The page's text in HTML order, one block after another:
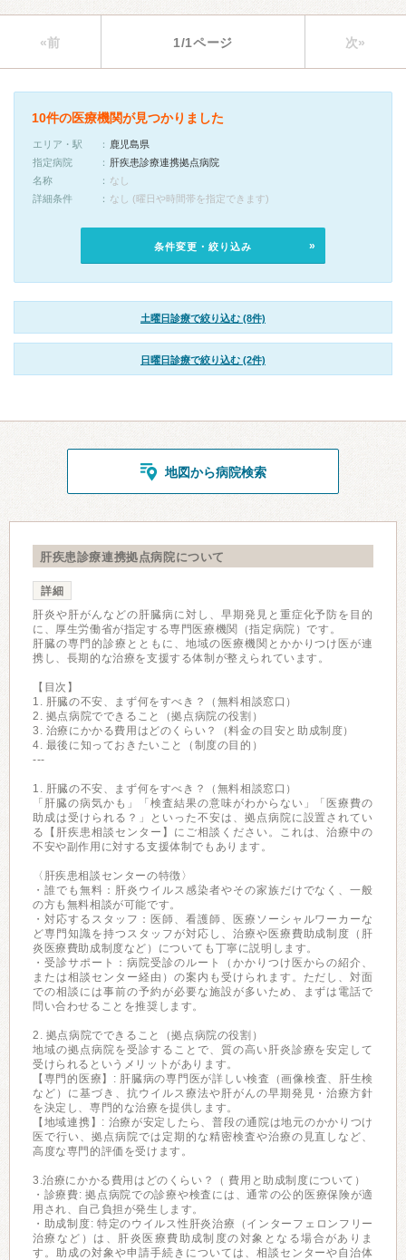
«前 1/1ページ 次»
10件の医療機関が見つかりました
エリア・駅
鹿児島県
指定病院
肝疾患診療連携拠点病院
名称
なし
詳細条件
なし (曜日や時間帯を指定できます)
条件変更・絞り込み
土曜日診療で絞り込む (8件)
日曜日診療で絞り込む (2件)
地図から病院検索
肝疾患診療連携拠点病院について
詳細
肝炎や肝がんなどの肝臓病に対し、早期発見と重症化予防を目的
に、厚生労働省が指定する専門医療機関（指定病院）です。
肝臓の専門的診療とともに、地域の医療機関とかかりつけ医が連
携し、長期的な治療を支援する体制が整えられています。
【目次】
1. 肝臓の不安、まず何をすべき？（無料相談窓口）
2. 拠点病院でできること（拠点病院の役割）
3. 治療にかかる費用はどのくらい？（料金の目安と助成制度）
4. 最後に知っておきたいこと（制度の目的）
---
1. 肝臓の不安、まず何をすべき？（無料相談窓口）
「肝臓の病気かも」「検査結果の意味がわからない」「医療費の
助成は受けられる？」といった不安は、拠点病院に設置されてい
る【肝疾患相談センター】にご相談ください。これは、治療中の
不安や副作用に対する支援体制でもあります。
〈肝疾患相談センターの特徴〉
・誰でも無料：肝炎ウイルス感染者やその家族だけでなく、一般
の方も無料相談が可能です。
・対応するスタッフ：医師、看護師、医療ソーシャルワーカーな
ど専門知識を持つスタッフが対応し、治療や医療費助成制度（肝
炎医療費助成制度など）についても丁寧に説明します。
・受診サポート：病院受診のルート（かかりつけ医からの紹介、
または相談センター経由）の案内も受けられます。ただし、対面
での相談には事前の予約が必要な施設が多いため、まずは電話で
問い合わせることを推奨します。
2. 拠点病院でできること（拠点病院の役割）
地域の拠点病院を受診することで、質の高い肝炎診療を安定して
受けられるというメリットがあります。
【専門的医療】: 肝臓病の専門医が詳しい検査（画像検査、肝生検
など）に基づき、抗ウイルス療法や肝がんの早期発見・治療方針
を決定し、専門的な治療を提供します。
【地域連携】: 治療が安定したら、普段の通院は地元のかかりつけ
医で行い、拠点病院では定期的な精密検査や治療の見直しなど、
高度な専門的評価を受けます。
3.治療にかかる費用はどのくらい？（ 費用と助成制度について）
・診療費: 拠点病院での診療や検査には、通常の公的医療保険が適
用され、自己負担が発生します。
・助成制度: 特定のウイルス性肝炎治療（インターフェロンフリー
治療など）は、肝炎医療費助成制度の対象となる場合がありま
す。助成の対象や申請手続きについては、相談センターや自治体